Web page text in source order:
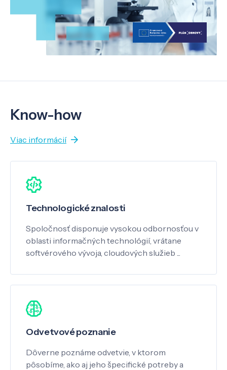
Know-how
Viac informácií
Technologické znalosti
Spoločnosť disponuje vysokou odbornosťou v
oblasti informačných technológií, vrátane
softvérového vývoja, cloudových služieb ...
Odvetvové poznanie
Dôverne poznáme odvetvie, v ktorom
pôsobíme, ako aj jeho špecifické potreby a